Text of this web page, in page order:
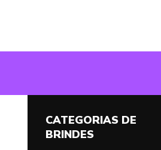
CATEGORIAS DE
BRINDES